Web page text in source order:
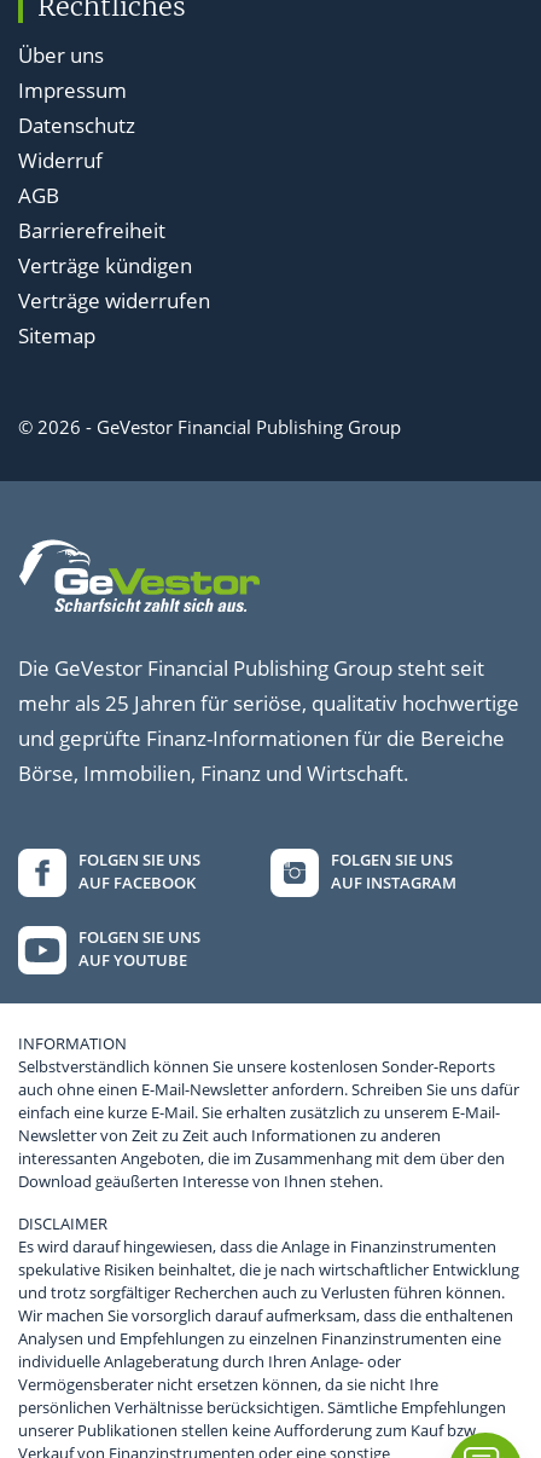
Rechtliches
Über uns
Impressum
Datenschutz
Widerruf
AGB
Barrierefreiheit
Verträge kündigen
Verträge widerrufen
Sitemap
© 2026 - GeVestor Financial Publishing Group
Die GeVestor Financial Publishing Group steht seit
mehr als 25 Jahren für seriöse, qualitativ hochwertige
und geprüfte Finanz-Informationen für die Bereiche
Börse, Immobilien, Finanz und Wirtschaft.
FOLGEN SIE UNS
AUF FACEBOOK
FOLGEN SIE UNS
AUF INSTAGRAM
FOLGEN SIE UNS
AUF YOUTUBE
INFORMATION
Selbstverständlich können Sie unsere kostenlosen Sonder-Reports
auch ohne einen E-Mail-Newsletter anfordern. Schreiben Sie uns dafür
einfach eine kurze E-Mail. Sie erhalten zusätzlich zu unserem E-Mail-
Newsletter von Zeit zu Zeit auch Informationen zu anderen
interessanten Angeboten, die im Zusammenhang mit dem über den
Download geäußerten Interesse von Ihnen stehen.
DISCLAIMER
Es wird darauf hingewiesen, dass die Anlage in Finanzinstrumenten
spekulative Risiken beinhaltet, die je nach wirtschaftlicher Entwicklung
und trotz sorgfältiger Recherchen auch zu Verlusten führen können.
Wir machen Sie vorsorglich darauf aufmerksam, dass die enthaltenen
Analysen und Empfehlungen zu einzelnen Finanzinstrumenten eine
individuelle Anlageberatung durch Ihren Anlage- oder
Vermögensberater nicht ersetzen können, da sie nicht Ihre
persönlichen Verhältnisse berücksichtigen. Sämtliche Empfehlungen
unserer Publikationen stellen keine Aufforderung zum Kauf bzw.
Verkauf von Finanzinstrumenten oder eine sonstige